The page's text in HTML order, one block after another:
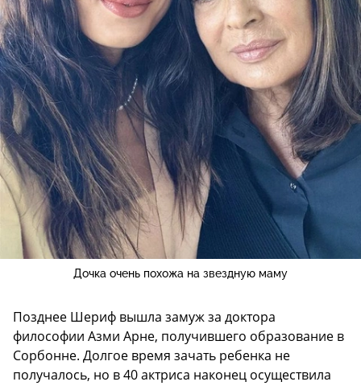
Дочка очень похожа на звездную маму
Позднее Шериф вышла замуж за доктора
философии Азми Арне, получившего образование в
Сорбонне. Долгое время зачать ребенка не
получалось, но в 40 актриса наконец осуществила